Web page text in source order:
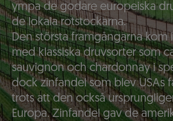
ympa de godare europeiska
de lokala rotstockarna.
Den största framgångarna kom
med klassiska druvsorter som
sauvignon och chardonnay i
dock zinfandel som blev USAs
trots att den också
Europa. Zinfandel gav de